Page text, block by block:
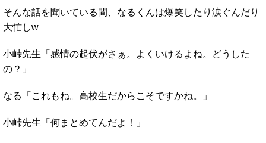
そんな話を聞いている間、なるくんは爆笑したり涙ぐんだり
大忙しw
小峠先生「感情の起伏がさぁ。よくいけるよね。どうした
の？」
なる「これもね。高校生だからこそですかね。」
小峠先生「何まとめてんだよ！」